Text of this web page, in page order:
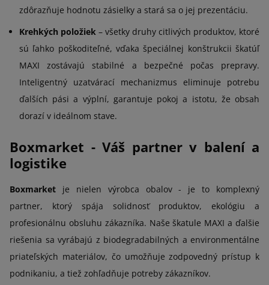
zdôrazňuje hodnotu zásielky a stará sa o jej prezentáciu.
Krehkých položiek – všetky druhy citlivých produktov, ktoré
sú ľahko poškoditeľné, vďaka špeciálnej konštrukcii škatúľ
MAXI zostávajú stabilné a bezpečné počas prepravy.
Inteligentný uzatvárací mechanizmus eliminuje potrebu
ďalších pási a výplní, garantuje pokoj a istotu, že obsah
dorazí v ideálnom stave.
Boxmarket - Váš partner v balení a
logistike
Boxmarket je nielen výrobca obalov - je to komplexný
partner, ktorý spája solidnosť produktov, ekológiu a
profesionálnu obsluhu zákazníka. Naše škatule MAXI a ďalšie
riešenia sa vyrábajú z biodegradabilných a environmentálne
priateľských materiálov, čo umožňuje zodpovedný prístup k
podnikaniu, a tiež zohľadňuje potreby zákazníkov.